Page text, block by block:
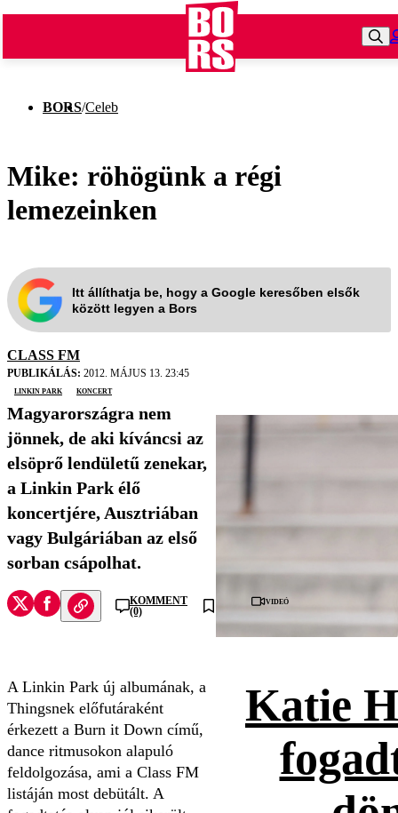
BORS/Celeb
Mike: röhögünk a régi
lemezeinken
Itt állíthatja be, hogy a Google keresőben elsők
között legyen a Bors
CLASS FM
PUBLIKÁLÁS: 2012. MÁJUS 13. 23:45
Linkin Park
koncert
Magyarországra nem
jönnek, de aki kíváncsi az
elsöprő lendületű zenekar,
a Linkin Park élő
koncertjére, Ausztriában
vagy Bulgáriában az első
sorban csápolhat.
KOMMENT
(0)
A Linkin Park új albumának, a
Thingsnek előfutáraként
érkezett a Burn it Down című,
dance ritmusokon alapuló
feldolgozása, ami a Class FM
listáján most debütált. A
Videó
Katie